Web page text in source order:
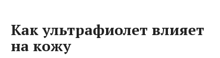
Как ультрафиолет влияет
на кожу